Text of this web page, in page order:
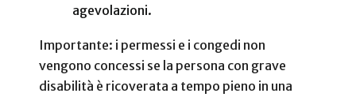
agevolazioni.
Importante: i permessi e i congedi non
vengono concessi se la persona con grave
disabilità è ricoverata a tempo pieno in una